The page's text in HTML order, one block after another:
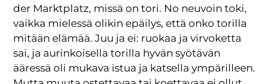
der Marktplatz, missä on tori. No neuvoin toki,
vaikka mielessä olikin epäilys, että onko torilla
mitään elämää. Juu ja ei: ruokaa ja virvoketta
sai, ja aurinkoisella torilla hyvän syötävän
ääressä oli mukava istua ja katsella ympärilleen.